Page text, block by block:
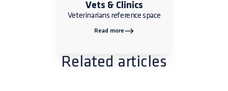
Vets & Clinics
Veterinarians reference space
Read more
Related articles